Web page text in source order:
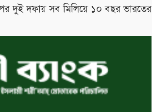
দুই দফায় সব মিলিয়ে ১০ বছর ভারতের